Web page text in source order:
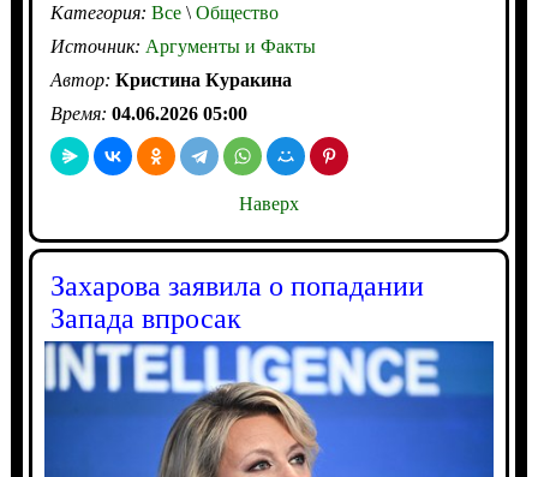
Категория: Все\Общество
Источник: Аргументы и Факты
Автор: Кристина Куракина
Время: 04.06.2026 05:00
Наверх
Захарова заявила о попадании
Запада впросак